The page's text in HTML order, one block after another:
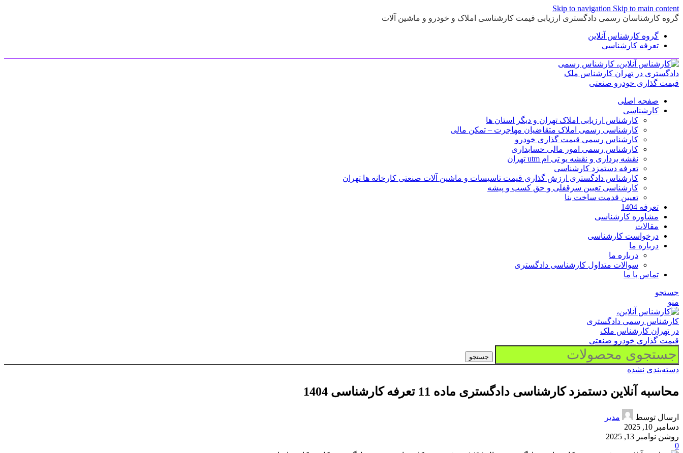
Skip to navigation Skip to main content
گروه کارشناسان رسمی دادگستری ارزیابی قیمت کارشناسی املاک و خودرو و ماشین آلات
گروه کارشناس آنلاین
تعرفه کارشناسی
صفحه اصلی
کارشناسی
کارشناس ارزیابی املاک تهران و دیگر استان ها
کارشناسی رسمی املاک متقاضیان مهاجرت – تمکن مالی
کارشناس رسمی قیمت گذاری خودرو
کارشناس رسمی امور مالی حسابداری
نقشه برداری و نقشه یو تی ام utm تهران
تعرفه دستمزد کارشناسی
کارشناس دادگستری ارزش گذاری قیمت تاسیسات و ماشین آلات صنعتی کارخانه ها تهران
کارشناسی تعیین سرقفلی و حق کسب و پیشه
تعیین قدمت ساخت بنا
تعرفه 1404
مشاوره کارشناسی
مقالات
درخواست کارشناسی
درباره ما
درباره ما
سوالات متداول کارشناسی دادگستری
تماس با ما
جستجو
منو
جستجو
دسته‌بندی نشده
محاسبه آنلاین دستمزد کارشناسی دادگستری ماده 11 تعرفه کارشناسی 1404
ارسال توسط
مدیر
دسامبر 10, 2025
روشن نوامبر 13, 2025
0